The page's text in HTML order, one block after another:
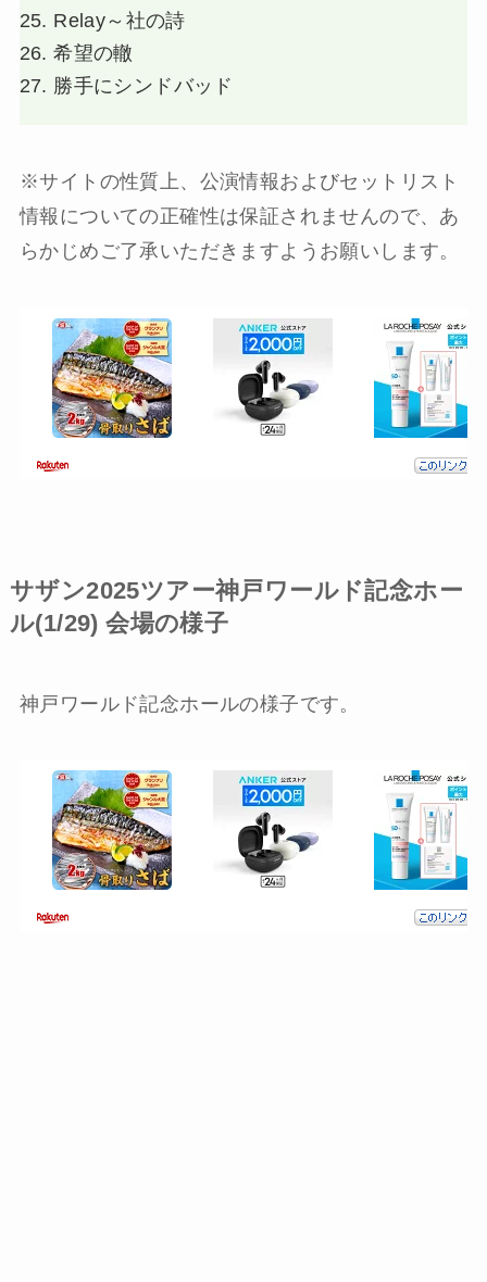
Relay～社の詩
希望の轍
勝手にシンドバッド
※サイトの性質上、公演情報およびセットリスト
情報についての正確性は保証されませんので、あ
らかじめご了承いただきますようお願いします。
サザン2025ツアー神戸ワールド記念ホー
ル(1/29) 会場の様子
神戸ワールド記念ホールの様子です。